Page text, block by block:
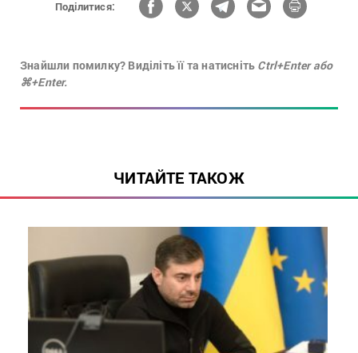
Поділитися:
Знайшли помилку? Виділіть її та натисніть Ctrl+Enter або
⌘+Enter.
ЧИТАЙТЕ ТАКОЖ